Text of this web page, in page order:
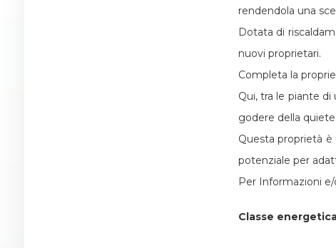
rendendola una
Dotata di
nuovi proprietari.
Completa la
Qui, tra le piante
godere della
Questa proprietà
potenziale per
Per Informazioni
Classe